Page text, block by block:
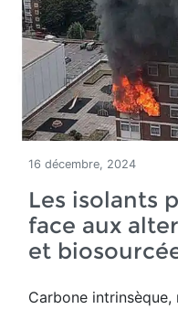
16 décembre, 2024
Les isolants
face aux
et
Carbone